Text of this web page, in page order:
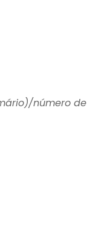
número de